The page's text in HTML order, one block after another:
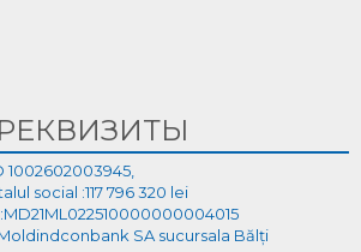
РЕКВИЗИТЫ
1002602003945,
social :117 796 320 lei
SA sucursala Bălți